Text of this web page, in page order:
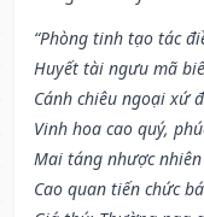
“Phòng tinh tạo tác
Huyết tài ngưu mã
Cánh chiêu ngoại xứ
Vinh hoa cao quý,
Mai táng nhược
Cao quan tiến chức